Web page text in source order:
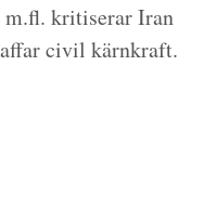
m.fl. kritiserar Iran
civil kärnkraft.